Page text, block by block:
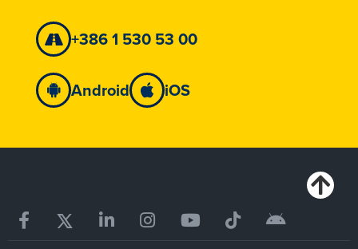
+386 1 530 53 00
Android iOS